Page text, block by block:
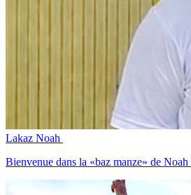
Lakaz Noah
Bienvenue dans la «baz manze» de